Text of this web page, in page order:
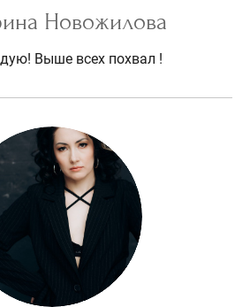
Новожилова
Выше всех похвал !